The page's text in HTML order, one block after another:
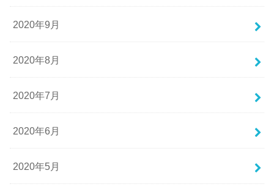
2020年9月
2020年8月
2020年7月
2020年6月
2020年5月